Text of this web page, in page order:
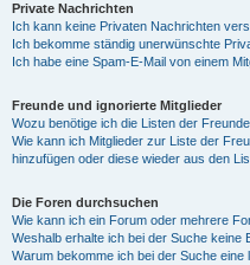
Private Nachrichten
Ich kann keine Privaten Nachrichten
Ich bekomme ständig unerwünschte
Ich habe eine Spam-E-Mail von einem
Freunde und ignorierte Mitglieder
Wozu benötige ich die Listen der
Wie kann ich Mitglieder zur Liste der
hinzufügen oder diese wieder aus den
Die Foren durchsuchen
Wie kann ich ein Forum oder mehrere
Weshalb erhalte ich bei der Suche keine
Warum bekomme ich bei der Suche eine